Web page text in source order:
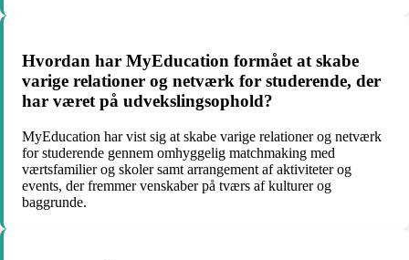
Hvordan har MyEducation formået at skabe
varige relationer og netværk for studerende, der
har været på udvekslingsophold?
MyEducation har vist sig at skabe varige relationer og netværk
for studerende gennem omhyggelig matchmaking med
værtsfamilier og skoler samt arrangement af aktiviteter og
events, der fremmer venskaber på tværs af kulturer og
baggrunde.